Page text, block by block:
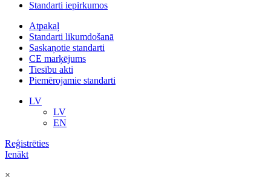
Standarti iepirkumos
Atpakaļ
Standarti likumdošanā
Saskaņotie standarti
CE marķējums
Tiesību akti
Piemērojamie standarti
LV
LV
EN
Reģistrēties
Ienākt
×